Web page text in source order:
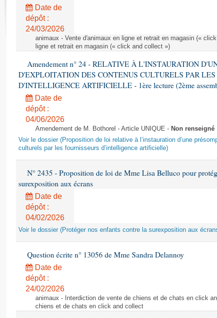
Rapports législatifs
Rapports sur l'application des lois
Baromètre de l’application des lois
Dossiers législatifs
Budget et sécurité sociale
Questions écrites et orales
Comptes rendus des débats
Date de
dépôt :
24/03/2026
animaux - Vente d'animaux en ligne et retrait en magasin («
ligne et retrait en magasin (« click and collect »)
Amendement n° 24 - RELATIVE À L'INSTAURATION
D'EXPLOITATION DES CONTENUS CULTURELS PAR LES
D'INTELLIGENCE ARTIFICIELLE - 1ère lecture (2ème
Date de
dépôt :
04/06/2026
Amendement de M. Bothorel - Article UNIQUE - Non renseigné
Voir le dossier (Proposition de loi relative à l’instauration d’une
culturels par les fournisseurs d’intelligence artificielle)
N° 2435 - Proposition de loi de Mme Lisa Belluco pour
surexposition aux écrans
Date de
dépôt :
04/02/2026
Voir le dossier (Protéger nos enfants contre la surexposition aux
Question écrite n° 13056 de Mme Sandra Delannoy
Date de
dépôt :
24/02/2026
animaux - Interdiction de vente de chiens et de chats en click
chiens et de chats en click and collect